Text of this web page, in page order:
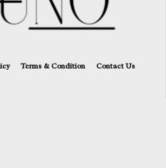
Terms & Condition Contact Us